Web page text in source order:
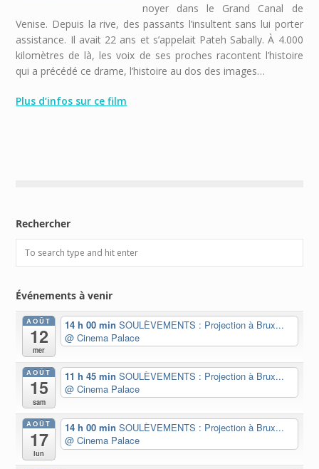
noyer dans le Grand Canal de
Venise. Depuis la rive, des passants l’insultent sans lui porter
assistance. Il avait 22 ans et s’appelait Pateh Sabally. À 4.000
kilomètres de là, les voix de ses proches racontent l’histoire
qui a précédé ce drame, l’histoire au dos des images…
Plus d’infos sur ce film
Rechercher
Événements à venir
AOÛT
12
mer
14 h 00 min SOULÈVEMENTS : Projection à Brux...
@ Cinema Palace
AOÛT
15
sam
11 h 45 min SOULÈVEMENTS : Projection à Brux...
@ Cinema Palace
AOÛT
17
lun
14 h 00 min SOULÈVEMENTS : Projection à Brux...
@ Cinema Palace